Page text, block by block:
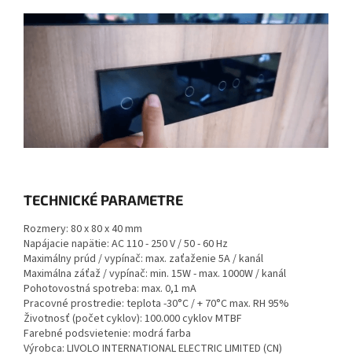
TECHNICKÉ PARAMETRE
Rozmery: 80 x 80 x 40 mm
Napájacie napätie: AC 110 - 250 V / 50 - 60 Hz
Maximálny prúd / vypínač: max. zaťaženie 5A / kanál
Maximálna záťaž / vypínač: min. 15W - max. 1000W / kanál
Pohotovostná spotreba: max. 0,1 mA
Pracovné prostredie: teplota -30°C / + 70°C max. RH 95%
Životnosť (počet cyklov): 100.000 cyklov MTBF
Farebné podsvietenie: modrá farba
Výrobca: LIVOLO INTERNATIONAL ELECTRIC LIMITED (CN)